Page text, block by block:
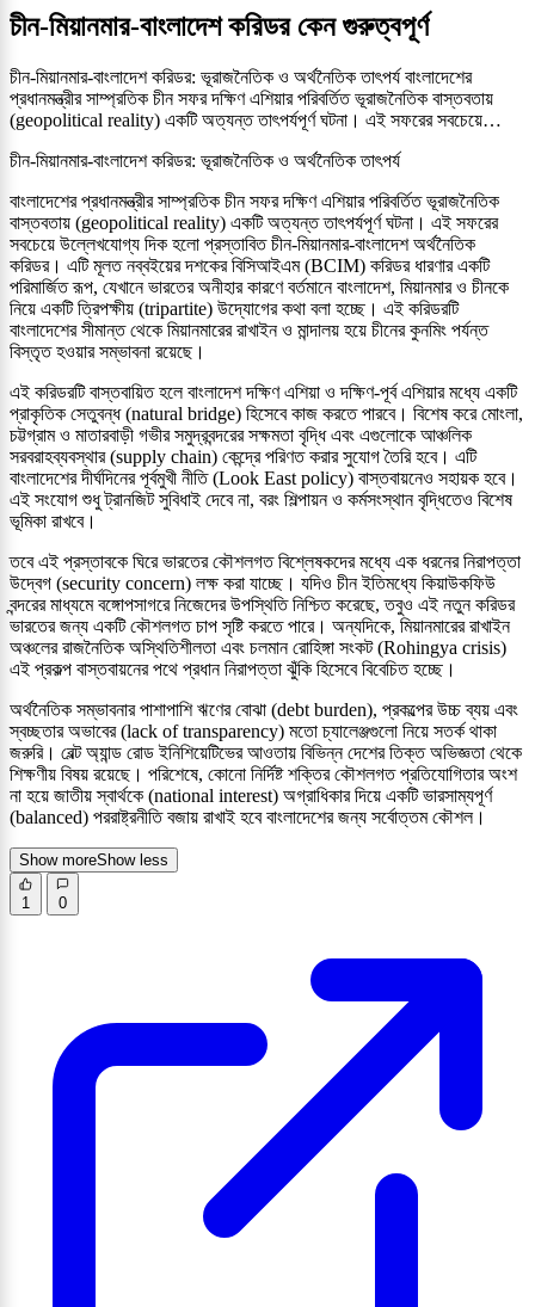
চীন-মিয়ানমার-বাংলাদেশ করিডর কেন গুরুত্বপূর্ণ
চীন-মিয়ানমার-বাংলাদেশ করিডর: ভূরাজনৈতিক ও অর্থনৈতিক তাৎপর্য বাংলাদেশের
প্রধানমন্ত্রীর সাম্প্রতিক চীন সফর দক্ষিণ এশিয়ার পরিবর্তিত ভূরাজনৈতিক বাস্তবতায়
(geopolitical reality) একটি অত্যন্ত তাৎপর্যপূর্ণ ঘটনা। এই সফরের সবচেয়ে…
চীন-মিয়ানমার-বাংলাদেশ করিডর: ভূরাজনৈতিক ও অর্থনৈতিক তাৎপর্য
বাংলাদেশের প্রধানমন্ত্রীর সাম্প্রতিক চীন সফর দক্ষিণ এশিয়ার পরিবর্তিত ভূরাজনৈতিক
বাস্তবতায় (geopolitical reality) একটি অত্যন্ত তাৎপর্যপূর্ণ ঘটনা। এই সফরের
সবচেয়ে উল্লেখযোগ্য দিক হলো প্রস্তাবিত চীন-মিয়ানমার-বাংলাদেশ অর্থনৈতিক
করিডর। এটি মূলত নব্বইয়ের দশকের বিসিআইএম (BCIM) করিডর ধারণার একটি
পরিমার্জিত রূপ, যেখানে ভারতের অনীহার কারণে বর্তমানে বাংলাদেশ, মিয়ানমার ও চীনকে
নিয়ে একটি ত্রিপক্ষীয় (tripartite) উদ্যোগের কথা বলা হচ্ছে। এই করিডরটি
বাংলাদেশের সীমান্ত থেকে মিয়ানমারের রাখাইন ও মান্দালয় হয়ে চীনের কুনমিং পর্যন্ত
বিস্তৃত হওয়ার সম্ভাবনা রয়েছে।
এই করিডরটি বাস্তবায়িত হলে বাংলাদেশ দক্ষিণ এশিয়া ও দক্ষিণ-পূর্ব এশিয়ার মধ্যে একটি
প্রাকৃতিক সেতুবন্ধ (natural bridge) হিসেবে কাজ করতে পারবে। বিশেষ করে মোংলা,
চট্টগ্রাম ও মাতারবাড়ী গভীর সমুদ্রবন্দরের সক্ষমতা বৃদ্ধি এবং এগুলোকে আঞ্চলিক
সরবরাহব্যবস্থার (supply chain) কেন্দ্রে পরিণত করার সুযোগ তৈরি হবে। এটি
বাংলাদেশের দীর্ঘদিনের পূর্বমুখী নীতি (Look East policy) বাস্তবায়নেও সহায়ক হবে।
এই সংযোগ শুধু ট্রানজিট সুবিধাই দেবে না, বরং শিল্পায়ন ও কর্মসংস্থান বৃদ্ধিতেও বিশেষ
ভূমিকা রাখবে।
তবে এই প্রস্তাবকে ঘিরে ভারতের কৌশলগত বিশ্লেষকদের মধ্যে এক ধরনের নিরাপত্তা
উদ্বেগ (security concern) লক্ষ করা যাচ্ছে। যদিও চীন ইতিমধ্যে কিয়াউকফিউ
বন্দরের মাধ্যমে বঙ্গোপসাগরে নিজেদের উপস্থিতি নিশ্চিত করেছে, তবুও এই নতুন করিডর
ভারতের জন্য একটি কৌশলগত চাপ সৃষ্টি করতে পারে। অন্যদিকে, মিয়ানমারের রাখাইন
অঞ্চলের রাজনৈতিক অস্থিতিশীলতা এবং চলমান রোহিঙ্গা সংকট (Rohingya crisis)
এই প্রকল্প বাস্তবায়নের পথে প্রধান নিরাপত্তা ঝুঁকি হিসেবে বিবেচিত হচ্ছে।
অর্থনৈতিক সম্ভাবনার পাশাপাশি ঋণের বোঝা (debt burden), প্রকল্পের উচ্চ ব্যয় এবং
স্বচ্ছতার অভাবের (lack of transparency) মতো চ্যালেঞ্জগুলো নিয়ে সতর্ক থাকা
জরুরি। বেল্ট অ্যান্ড রোড ইনিশিয়েটিভের আওতায় বিভিন্ন দেশের তিক্ত অভিজ্ঞতা থেকে
শিক্ষণীয় বিষয় রয়েছে। পরিশেষে, কোনো নির্দিষ্ট শক্তির কৌশলগত প্রতিযোগিতার অংশ
না হয়ে জাতীয় স্বার্থকে (national interest) অগ্রাধিকার দিয়ে একটি ভারসাম্যপূর্ণ
(balanced) পররাষ্ট্রনীতি বজায় রাখাই হবে বাংলাদেশের জন্য সর্বোত্তম কৌশল।
Show moreShow less
1 0